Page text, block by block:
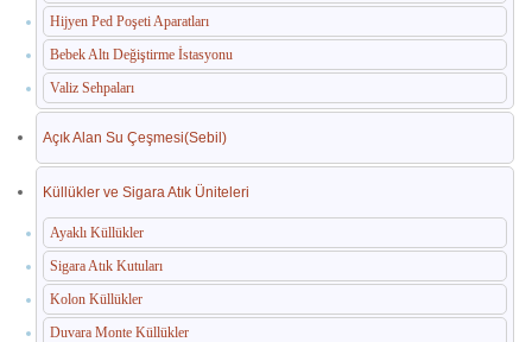
Hijyen Ped Poşeti Aparatları
Bebek Altı Değiştirme İstasyonu
Valiz Sehpaları
Açık Alan Su Çeşmesi(Sebil)
Küllükler ve Sigara Atık Üniteleri
Ayaklı Küllükler
Sigara Atık Kutuları
Kolon Küllükler
Duvara Monte Küllükler